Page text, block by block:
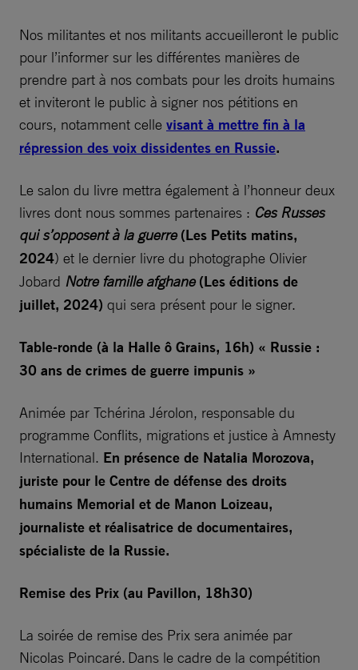
Nos militantes et nos militants accueilleront le public
pour l’informer sur les différentes manières de
prendre part à nos combats pour les droits humains
et inviteront le public à signer nos pétitions en
cours, notamment celle visant à mettre fin à la
répression des voix dissidentes en Russie.
Le salon du livre mettra également à l’honneur deux
livres dont nous sommes partenaires : Ces Russes
qui s’opposent à la guerre(Les Petits matins,
2024) et le dernier livre du photographe Olivier
Jobard Notre famille afghane(Les éditions de
juillet, 2024) qui sera présent pour le signer.
Table-ronde (à la Halle ô Grains, 16h) « Russie :
30 ans de crimes de guerre impunis »
Animée par Tchérina Jérolon, responsable du
programme Conflits, migrations et justice à Amnesty
International. En présence de Natalia Morozova,
juriste pour le Centre de défense des droits
humains Memorial et de Manon Loizeau,
journaliste et réalisatrice de documentaires,
spécialiste de la Russie.
Remise des Prix (au Pavillon, 18h30)
La soirée de remise des Prix sera animée par
Nicolas Poincaré. Dans le cadre de la compétition